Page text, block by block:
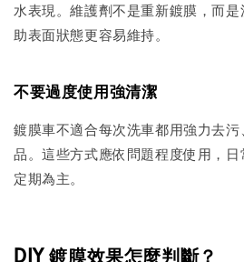
水表現。維護劑不是重新鍍膜，而
助表面狀態更容易維持。
不要過度使用強清潔
鍍膜車不適合每次洗車都用強力去
品。這些方式應依問題程度使用，日
定期為主。
DIY 鍍膜效果怎麼判斷？